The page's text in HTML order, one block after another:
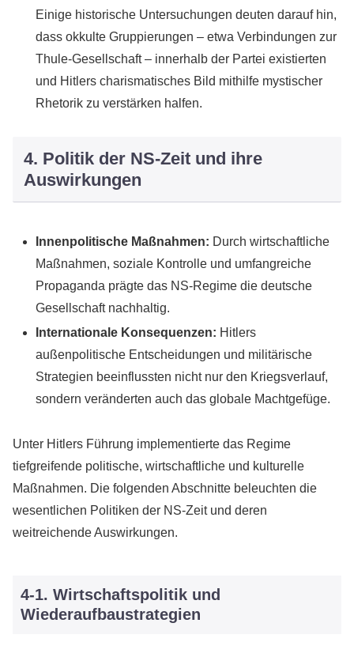
Einige historische Untersuchungen deuten darauf hin,
dass okkulte Gruppierungen – etwa Verbindungen zur
Thule-Gesellschaft – innerhalb der Partei existierten
und Hitlers charismatisches Bild mithilfe mystischer
Rhetorik zu verstärken halfen.
4. Politik der NS-Zeit und ihre
Auswirkungen
Innenpolitische Maßnahmen: Durch wirtschaftliche
Maßnahmen, soziale Kontrolle und umfangreiche
Propaganda prägte das NS-Regime die deutsche
Gesellschaft nachhaltig.
Internationale Konsequenzen: Hitlers
außenpolitische Entscheidungen und militärische
Strategien beeinflussten nicht nur den Kriegsverlauf,
sondern veränderten auch das globale Machtgefüge.
Unter Hitlers Führung implementierte das Regime
tiefgreifende politische, wirtschaftliche und kulturelle
Maßnahmen. Die folgenden Abschnitte beleuchten die
wesentlichen Politiken der NS-Zeit und deren
weitreichende Auswirkungen.
4-1. Wirtschaftspolitik und
Wiederaufbaustrategien